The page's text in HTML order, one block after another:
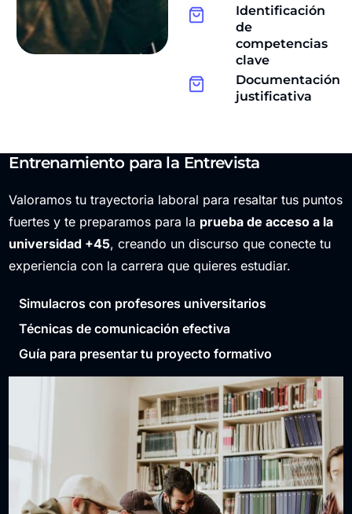
Identificación
de
competencias
clave
Documentación
justificativa
Entrenamiento para la Entrevista
Valoramos tu trayectoria laboral para resaltar tus puntos
fuertes y te preparamos para la prueba de acceso a la
universidad +45, creando un discurso que conecte tu
experiencia con la carrera que quieres estudiar.
Simulacros con profesores universitarios
Técnicas de comunicación efectiva
Guía para presentar tu proyecto formativo